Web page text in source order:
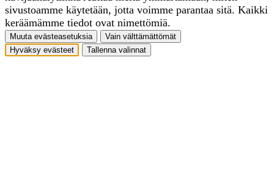
sivustoamme käytetään, jotta voimme parantaa sitä. Kaikki
keräämämme tiedot ovat nimettömiä.
Muuta evästeasetuksia
Vain välttämättömät
Hyväksy evästeet
Tallenna valinnat